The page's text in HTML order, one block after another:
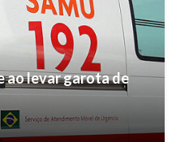
ao levar garota de